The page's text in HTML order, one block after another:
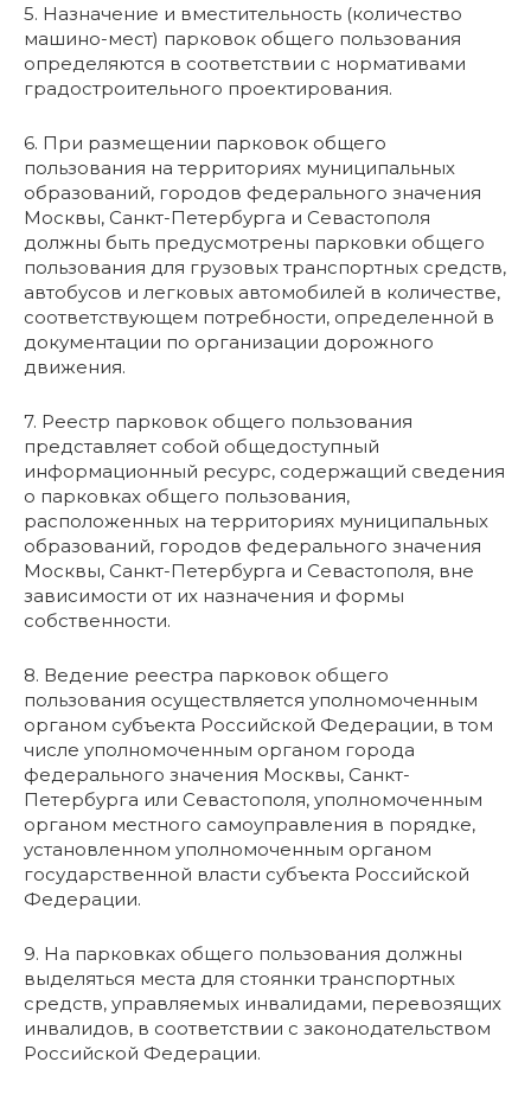
5. Назначение и вместительность (количество
машино-мест) парковок общего пользования
определяются в соответствии с нормативами
градостроительного проектирования.
6. При размещении парковок общего
пользования на территориях муниципальных
образований, городов федерального значения
Москвы, Санкт-Петербурга и Севастополя
должны быть предусмотрены парковки общего
пользования для грузовых транспортных средств,
автобусов и легковых автомобилей в количестве,
соответствующем потребности, определенной в
документации по организации дорожного
движения.
7. Реестр парковок общего пользования
представляет собой общедоступный
информационный ресурс, содержащий сведения
о парковках общего пользования,
расположенных на территориях муниципальных
образований, городов федерального значения
Москвы, Санкт-Петербурга и Севастополя, вне
зависимости от их назначения и формы
собственности.
8. Ведение реестра парковок общего
пользования осуществляется уполномоченным
органом субъекта Российской Федерации, в том
числе уполномоченным органом города
федерального значения Москвы, Санкт-
Петербурга или Севастополя, уполномоченным
органом местного самоуправления в порядке,
установленном уполномоченным органом
государственной власти субъекта Российской
Федерации.
9. На парковках общего пользования должны
выделяться места для стоянки транспортных
средств, управляемых инвалидами, перевозящих
инвалидов, в соответствии с законодательством
Российской Федерации.